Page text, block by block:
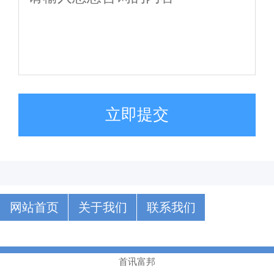
立即提交
网站首页 关于我们 联系我们
首讯富邦